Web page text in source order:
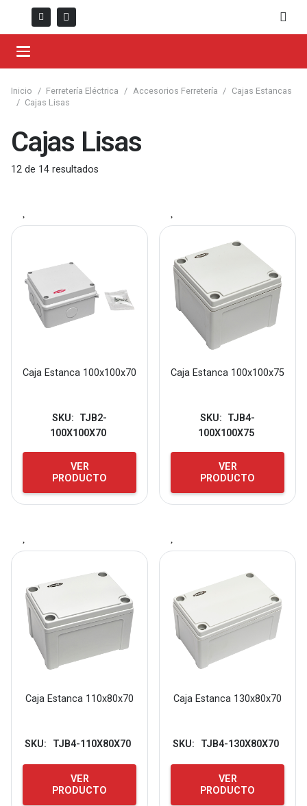
Inicio / Ferretería Eléctrica / Accesorios Ferretería / Cajas Estancas
/ Cajas Lisas
Cajas Lisas
12 de 14 resultados
Caja Estanca 100x100x70
SKU: TJB2-
100X100X70
VER
PRODUCTO
Caja Estanca 100x100x75
SKU: TJB4-
100X100X75
VER
PRODUCTO
Caja Estanca 110x80x70
SKU: TJB4-110X80X70
VER
PRODUCTO
Caja Estanca 130x80x70
SKU: TJB4-130X80X70
VER
PRODUCTO